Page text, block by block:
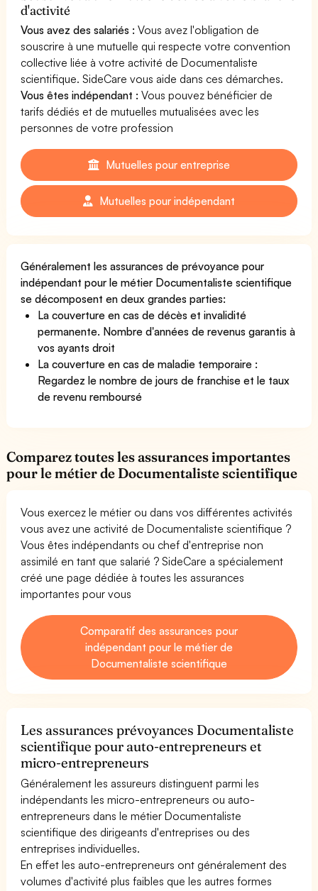
d'activité
Vous avez des salariés : Vous avez l'obligation de
souscrire à une mutuelle qui respecte votre convention
collective liée à votre activité de Documentaliste
scientifique. SideCare vous aide dans ces démarches.
Vous êtes indépendant : Vous pouvez bénéficier de
tarifs dédiés et de mutuelles mutualisées avec les
personnes de votre profession
Mutuelles pour entreprise
Mutuelles pour indépendant
Généralement les assurances de prévoyance pour
indépendant pour le métier Documentaliste scientifique
se décomposent en deux grandes parties:
La couverture en cas de décès et invalidité
permanente. Nombre d'années de revenus garantis à
vos ayants droit
La couverture en cas de maladie temporaire :
Regardez le nombre de jours de franchise et le taux
de revenu remboursé
Comparez toutes les assurances importantes
pour le métier de Documentaliste scientifique
Vous exercez le métier ou dans vos différentes activités
vous avez une activité de Documentaliste scientifique ?
Vous êtes indépendants ou chef d'entreprise non
assimilé en tant que salarié ? SideCare a spécialement
créé une page dédiée à toutes les assurances
importantes pour vous
Comparatif des assurances pour
indépendant pour le métier de
Documentaliste scientifique
Les assurances prévoyances Documentaliste
scientifique pour auto-entrepreneurs et
micro-entrepreneurs
Généralement les assureurs distinguent parmi les
indépendants les micro-entrepreneurs ou auto-
entrepreneurs dans le métier Documentaliste
scientifique des dirigeants d'entreprises ou des
entreprises individuelles.
En effet les auto-entrepreneurs ont généralement des
volumes d'activité plus faibles que les autres formes